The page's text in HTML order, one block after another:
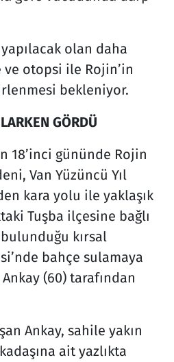
olan daha
otopsi ile Rojin’in
bekleniyor.
GÖRDÜ
18’inci gününde Rojin
Van Yüzüncü Yıl
kara yolu ile yaklaşık
Tuşba ilçesine bağlı
kırsal
bahçe sulamaya
(60) tarafından
Ankay, sahile yakın
ait yazlıkta